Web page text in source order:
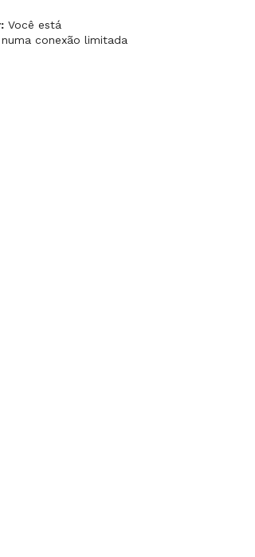
Você está
conexão limitada